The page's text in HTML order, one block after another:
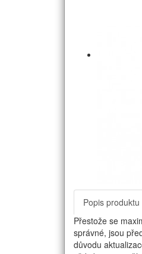
Popis produktu
Přestože se
správné, jsou
důvodu